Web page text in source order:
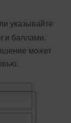
указывайте
и баллами.
может